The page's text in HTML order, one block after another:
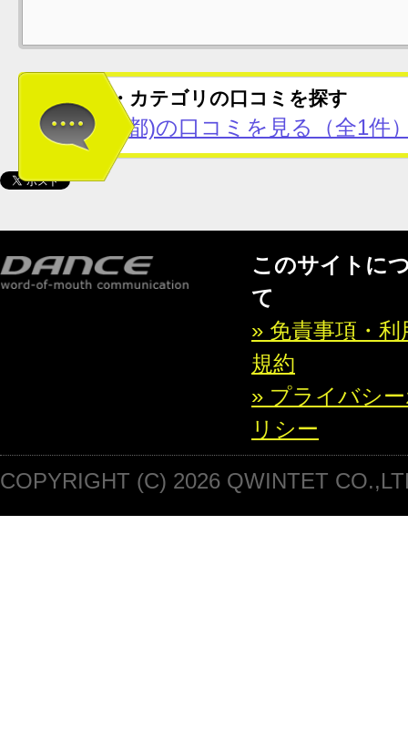
この地域・カテゴリの口コミを探す
汐留(東京都)の口コミを見る（全1件
このサイトに
て
» 免責事項・利
規約
» プライバシ
リシー
COPYRIGHT (C) 2026 QWINTET